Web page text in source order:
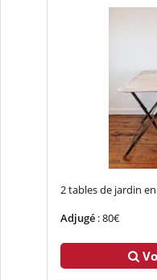
2 tables de jardin
Adjugé: 80€